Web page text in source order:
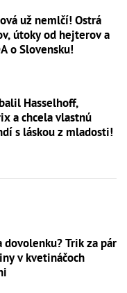
už nemlčí! Ostrá
útoky od hejterov a
o Slovensku!
Hasselhoff,
a chcela vlastnú
s láskou z mladosti!
dovolenku? Trik za pár
v kvetináčoch